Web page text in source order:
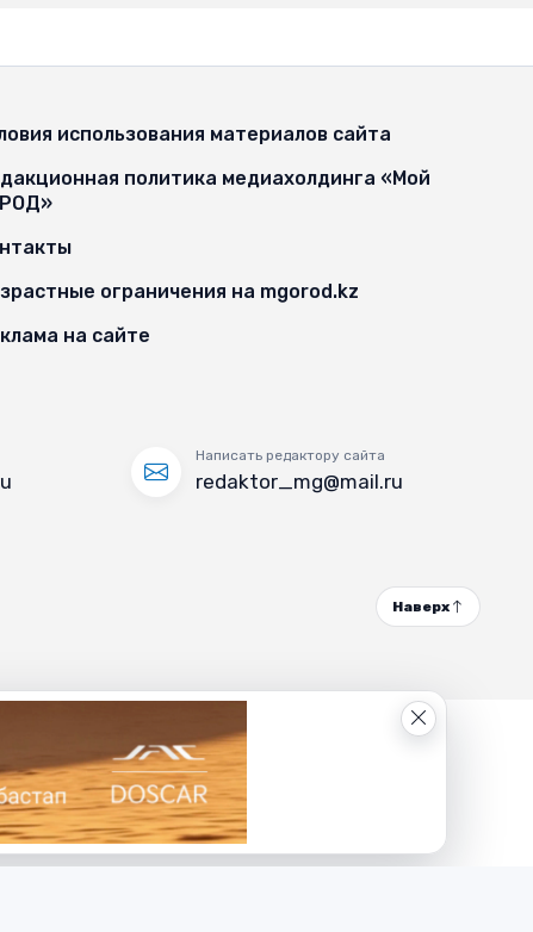
использования материалов сайта
политика медиахолдинга «Мой
ограничения на mgorod.kz
на сайте
Написать редактору сайта
redaktor_mg@mail.ru
Наверх